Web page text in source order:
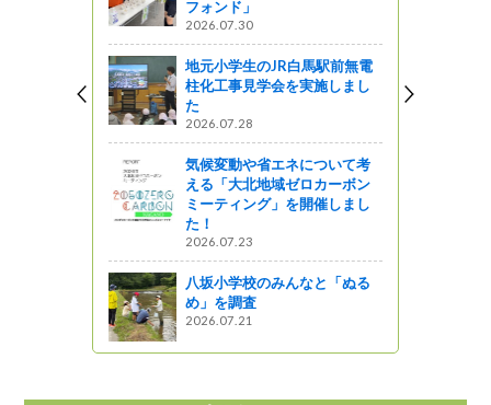
フォンド」
2026.07.30
地元小学生のJR白馬駅前無電
柱化工事見学会を実施しまし
た
2026.07.28
気候変動や省エネについて考
える「大北地域ゼロカーボン
ミーティング」を開催しまし
た！
2026.07.23
八坂小学校のみんなと「ぬる
め」を調査
2026.07.21